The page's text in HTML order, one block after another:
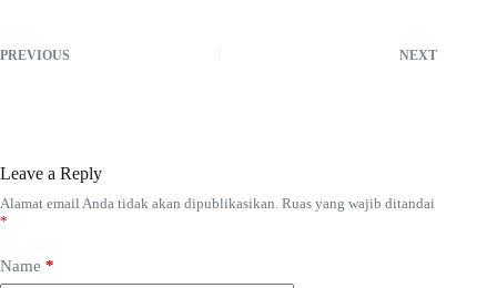
PREVIOUS NEXT
Leave a Reply
Alamat email Anda tidak akan dipublikasikan. Ruas yang wajib ditandai
*
Name *